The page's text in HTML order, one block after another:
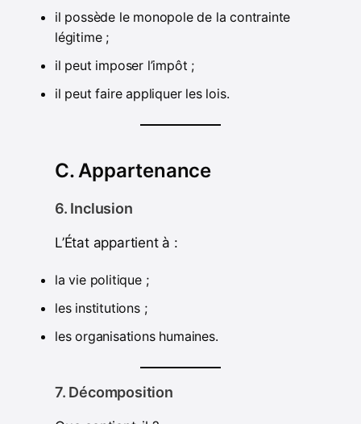
il possède le monopole de la contrainte
légitime ;
il peut imposer l’impôt ;
il peut faire appliquer les lois.
C. Appartenance
6. Inclusion
L’État appartient à :
la vie politique ;
les institutions ;
les organisations humaines.
7. Décomposition